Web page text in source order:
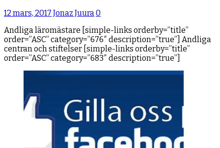
12 mars, 2017 Jonaz Juura 0
Andliga läromästare [simple-links orderby=”title”
order=”ASC” category=”676″ description=”true”] Andliga
centran och stiftelser [simple-links orderby=”title”
order=”ASC” category=”683″ description=”true”]